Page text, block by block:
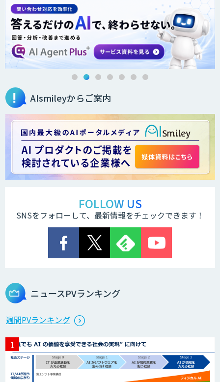
AIsmileyからご案内
FOLLOW US
SNSをフォローして、最新情報をチェックできます！
ニュースPVランキング
週間PVランキング